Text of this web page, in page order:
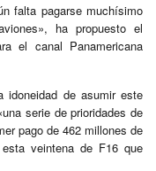
falta pagarse muchísimo
ha propuesto el
el canal Panamericana
idoneidad de asumir este
serie de prioridades de
pago de 462 millones de
veintena de F16 que